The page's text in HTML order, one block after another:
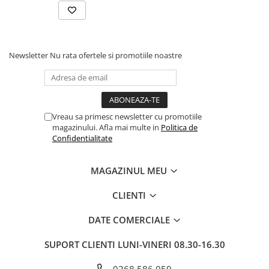
Newsletter Nu rata ofertele si promotiile noastre
Vreau sa primesc newsletter cu promotiile
magazinului. Afla mai multe in Politica de
Confidentialitate
MAGAZINUL MEU
CLIENTI
DATE COMERCIALE
SUPORT CLIENTI LUNI-VINERI 08.30-16.30